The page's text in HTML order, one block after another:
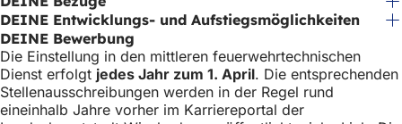
DEINE Entwicklungs- und Aufstiegsmöglichkeiten
DEINE Bewerbung
Die Einstellung in den mittleren feuerwehrtechnischen
Dienst erfolgt jedes Jahr zum 1. April. Die entsprechenden
Stellenausschreibungen werden in der Regel rund
eineinhalb Jahre vorher im Karriereportal der